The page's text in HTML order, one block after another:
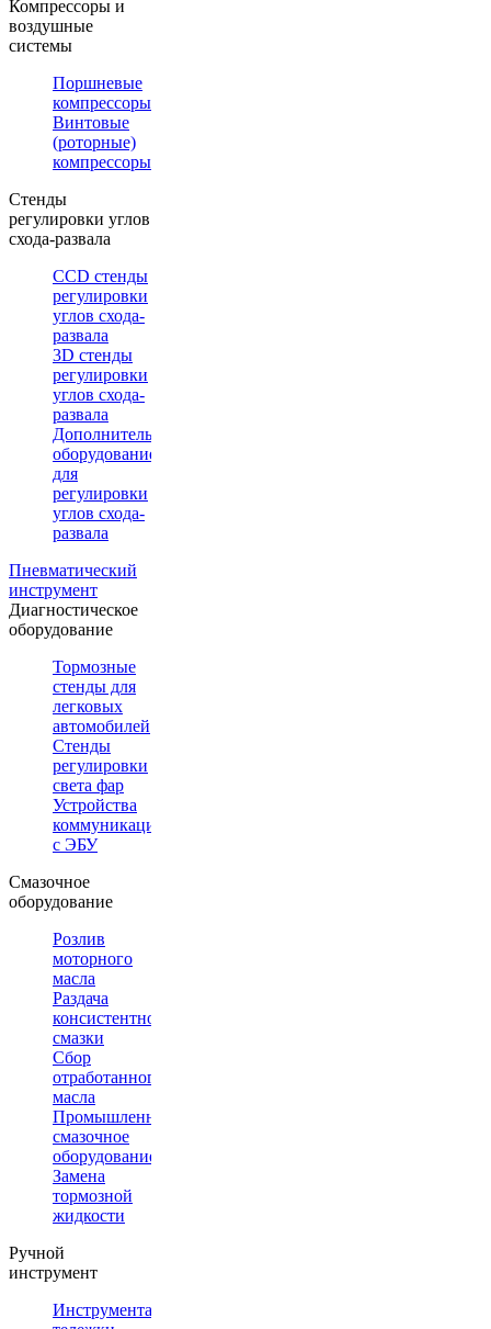
Компрессоры и
воздушные
системы
Поршневые
компрессоры
Винтовые
(роторные)
компрессоры
Стенды
регулировки углов
схода-развала
CCD стенды
регулировки
углов схода-
развала
3D стенды
регулировки
углов схода-
развала
Дополнительное
оборудование
для
регулировки
углов схода-
развала
Пневматический
инструмент
Диагностическое
оборудование
Тормозные
стенды для
легковых
автомобилей
Стенды
регулировки
света фар
Устройства
коммуникации
с ЭБУ
Смазочное
оборудование
Розлив
моторного
масла
Раздача
консистентной
смазки
Сбор
отработанного
масла
Промышленное
смазочное
оборудование
Замена
тормозной
жидкости
Ручной
инструмент
Инструментальные